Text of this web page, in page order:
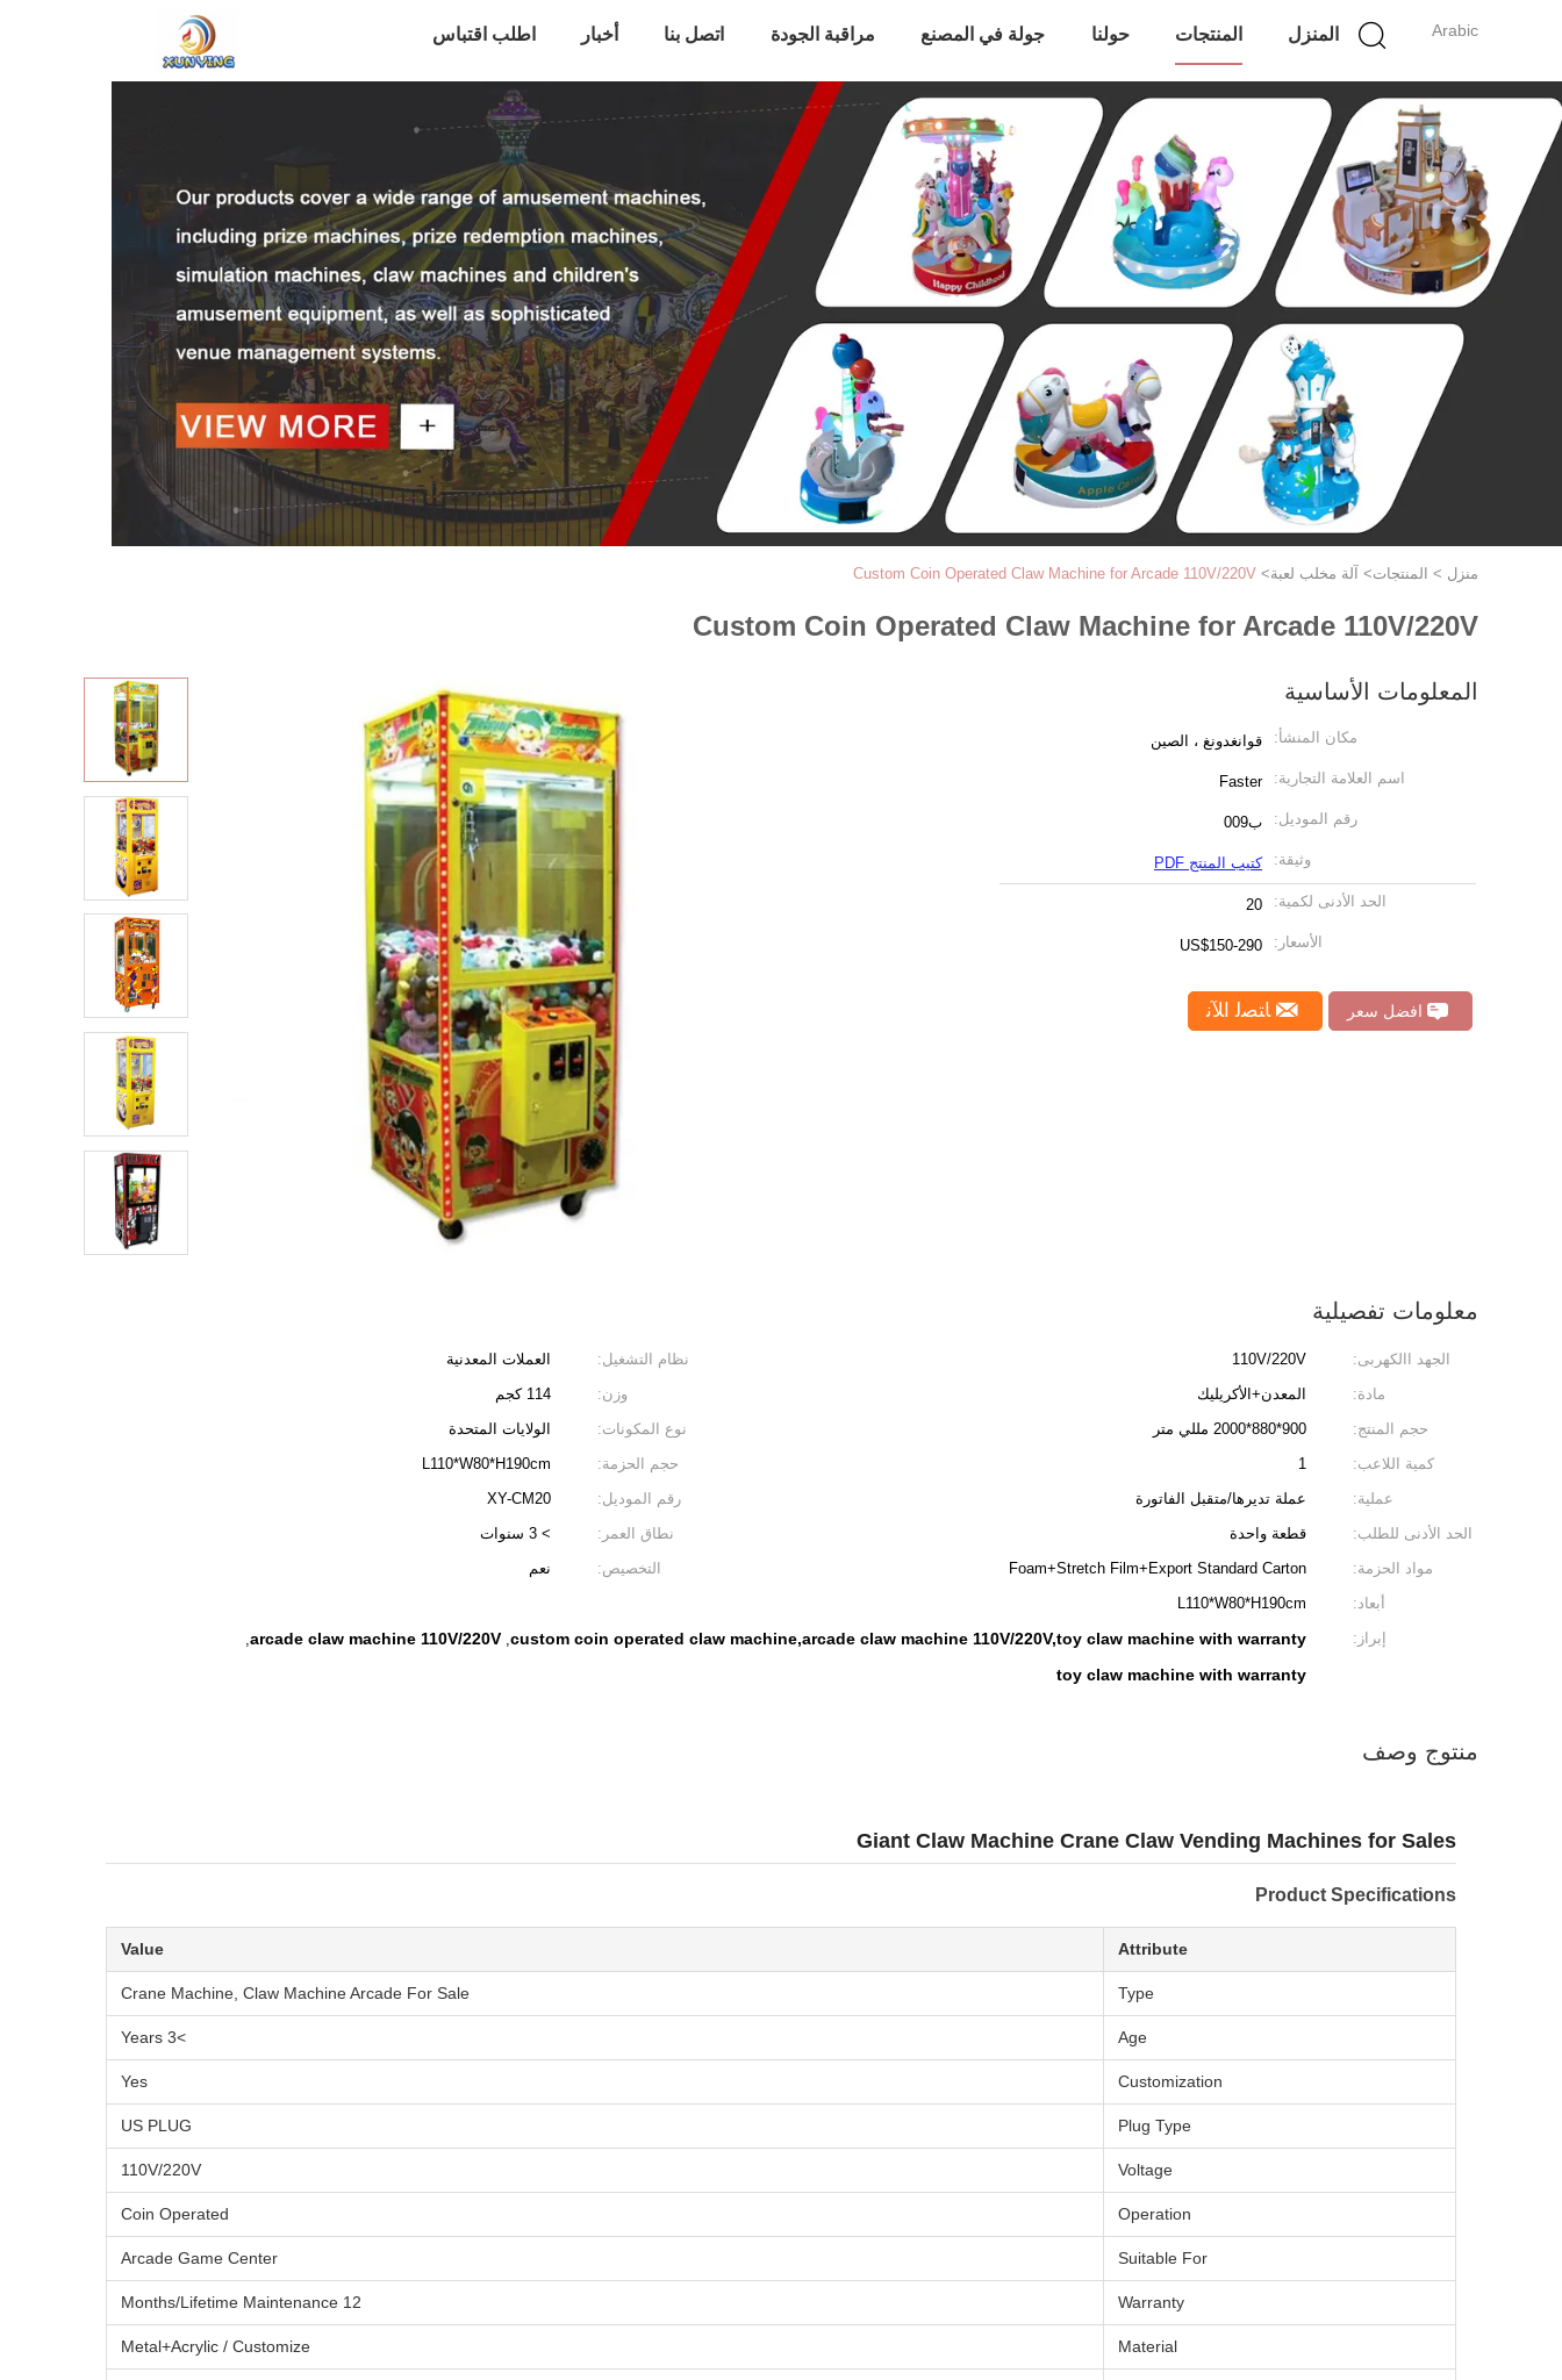
Arabic المنزل المنتجات حولنا جولة في المصنع مراقبة الجودة اتصل بنا أخبار اطلب اقتباس
منزل > المنتجات> آلة مخلب لعبة>
Custom Coin Operated Claw Machine for Arcade 110V/220V
Custom Coin Operated Claw Machine for Arcade 110V/220V
المعلومات الأساسية
مكان المنشأ: قوانغدونغ ، الصين
اسم العلامة التجارية: Faster
رقم الموديل: ب009
وثيقة: كتيب المنتج PDF
الحد الأدنى لكمية: 20
الأسعار: US$150-290
افضل سعر ﺎﺘﺼﻟ ﺍﻶﻧ
معلومات تفصيلية
الجهد االكهربى: 110V/220V نظام التشغيل:
العملات المعدنية
مادة:
المعدن+الأكريليك وزن:
114 كجم
حجم المنتج:
900*880*2000 مللي متر نوع المكونات:
الولايات المتحدة
كمية اللاعب:
1 حجم الحزمة:
L110*W80*H190cm
عملية:
عملة تديرها/متقبل الفاتورة رقم الموديل:
XY-CM20
الحد الأدنى للطلب:
قطعة واحدة نطاق العمر:
> 3 سنوات
مواد الحزمة:
Foam+Stretch Film+Export Standard Carton التخصيص:
نعم
أبعاد:
L110*W80*H190cm
إبراز:
custom coin operated claw machine,arcade claw machine 110V/220V,toy claw machine with warranty
,
arcade claw machine 110V/220V
,
toy claw machine with warranty
منتوج وصف
Giant Claw Machine Crane Claw Vending Machines for Sales
Product Specifications
Attribute
Value
Type
Crane Machine, Claw Machine Arcade For Sale
Age
>3 Years
Customization
Yes
Plug Type
US PLUG
Voltage
110V/220V
Operation
Coin Operated
Suitable For
Arcade Game Center
Warranty
12 Months/Lifetime Maintenance
Material
Metal+Acrylic / Customize